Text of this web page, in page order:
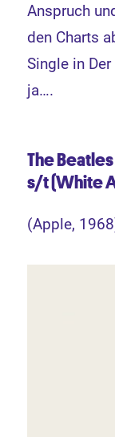
Anspruch
den Charts
Single in
ja….
The Beatles
s/t (White
(Apple,